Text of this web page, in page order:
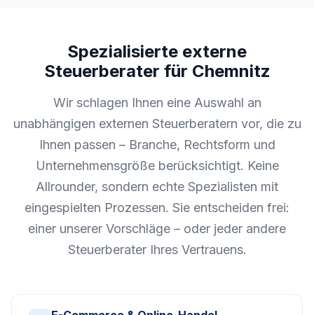
Spezialisierte externe
Steuerberater für Chemnitz
Wir schlagen Ihnen eine Auswahl an
unabhängigen externen Steuerberatern vor, die zu
Ihnen passen – Branche, Rechtsform und
Unternehmensgröße berücksichtigt. Keine
Allrounder, sondern echte Spezialisten mit
eingespielten Prozessen. Sie entscheiden frei:
einer unserer Vorschläge – oder jeder andere
Steuerberater Ihres Vertrauens.